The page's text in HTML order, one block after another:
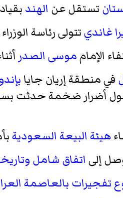
تستقل عن الهند
غانديتتولى رئاسة
الإمامموسى الصدر
في منطقةإريان جايا
أضرار ضخمة حدثت
هيئة البيعة السعودية
إلى اتفاق شامل
تفجيرات بالعاصمة